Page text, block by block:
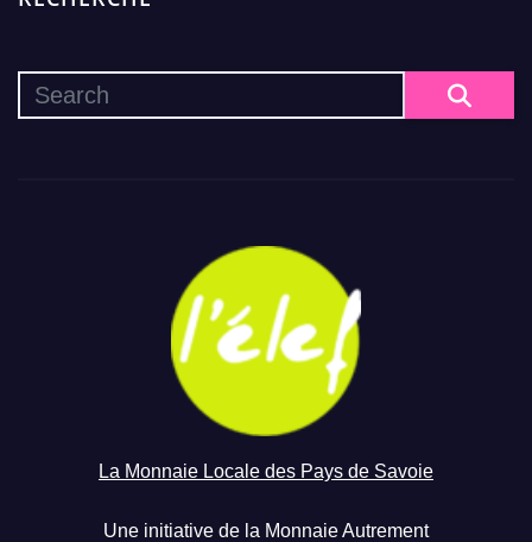
La Monnaie Locale des Pays de Savoie
Une initiative de la Monnaie Autrement